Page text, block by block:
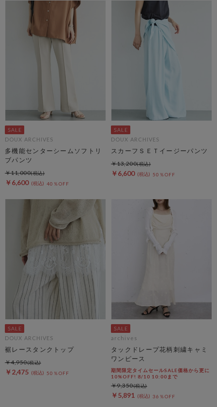
DOUX ARCHIVES
多機能センターシームソフトリ
ブパンツ
￥6,600 40％OFF
￥11,000
DOUX ARCHIVES
スカーフＳＥＴイージーパンツ
￥6,600 50％OFF
￥13,200
DOUX ARCHIVES
裾レースタンクトップ
￥2,475 50％OFF
￥4,950
archives
タックドレープ花柄刺繍キャミ
ワンピース
期間限定タイムセールSALE価格から更に
10%OFF! 8/10 10:00まで
￥5,891 36％OFF
￥9,350